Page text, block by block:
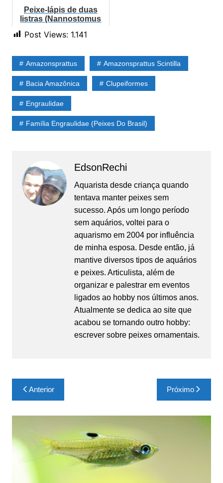
Peixe-lápis de duas
listras (Nannostomus
Post Views: 1.141
Amazonsprattus Amazonsprattus Scintilla
Bacia Amazônica Clupeiformes
Engraulidae
Família Engraulidae (Peixes Do Brasil)
EdsonRechi
Aquarista desde criança quando
tentava manter peixes sem
sucesso. Após um longo período
sem aquários, voltei para o
aquarismo em 2004 por influência
de minha esposa. Desde então, já
mantive diversos tipos de aquários
e peixes. Articulista, além de
organizar e palestrar em eventos
ligados ao hobby nos últimos anos.
Atualmente se dedica ao site que
acabou se tornando outro hobby:
escrever sobre peixes ornamentais.
Navegação
de
Post
Anterior Próximo